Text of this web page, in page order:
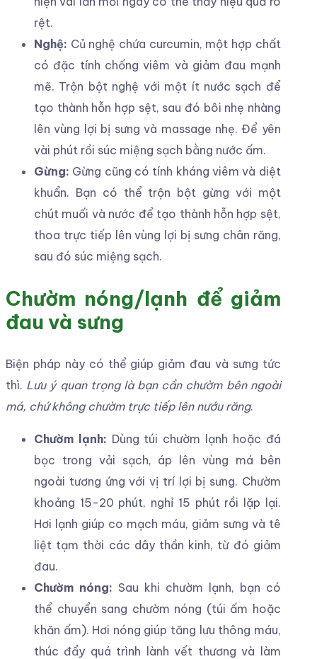
rệt.
Nghệ: Củ nghệ chứa curcumin, một hợp chất
có đặc tính chống viêm và giảm đau mạnh
mẽ. Trộn bột nghệ với một ít nước sạch để
tạo thành hỗn hợp sệt, sau đó bôi nhẹ nhàng
lên vùng lợi bị sưng và massage nhẹ. Để yên
vài phút rồi súc miệng sạch bằng nước ấm.
Gừng: Gừng cũng có tính kháng viêm và diệt
khuẩn. Bạn có thể trộn bột gừng với một
chút muối và nước để tạo thành hỗn hợp sệt,
thoa trực tiếp lên vùng lợi bị sưng chân răng,
sau đó súc miệng sạch.
Chườm nóng/lạnh để giảm
đau và sưng
Biện pháp này có thể giúp giảm đau và sưng tức
thì. Lưu ý quan trọng là bạn cần chườm bên ngoài
má, chứ không chườm trực tiếp lên nướu răng.
Chườm lạnh: Dùng túi chườm lạnh hoặc đá
bọc trong vải sạch, áp lên vùng má bên
ngoài tương ứng với vị trí lợi bị sưng. Chườm
khoảng 15-20 phút, nghỉ 15 phút rồi lặp lại.
Hơi lạnh giúp co mạch máu, giảm sưng và tê
liệt tạm thời các dây thần kinh, từ đó giảm
đau.
Chườm nóng: Sau khi chườm lạnh, bạn có
thể chuyển sang chườm nóng (túi ấm hoặc
khăn ấm). Hơi nóng giúp tăng lưu thông máu,
thúc đẩy quá trình lành vết thương và làm